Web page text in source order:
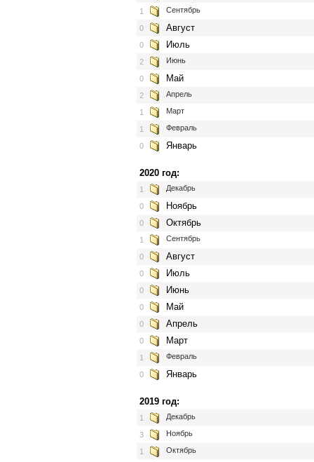
1 Сентябрь
0 Август
0 Июль
2 Июнь
0 Май
2 Апрель
1 Март
1 Февраль
0 Январь
2020 год:
1 Декабрь
0 Ноябрь
0 Октябрь
1 Сентябрь
0 Август
0 Июль
0 Июнь
0 Май
0 Апрель
0 Март
1 Февраль
0 Январь
2019 год:
1 Декабрь
3 Ноябрь
1 Октябрь